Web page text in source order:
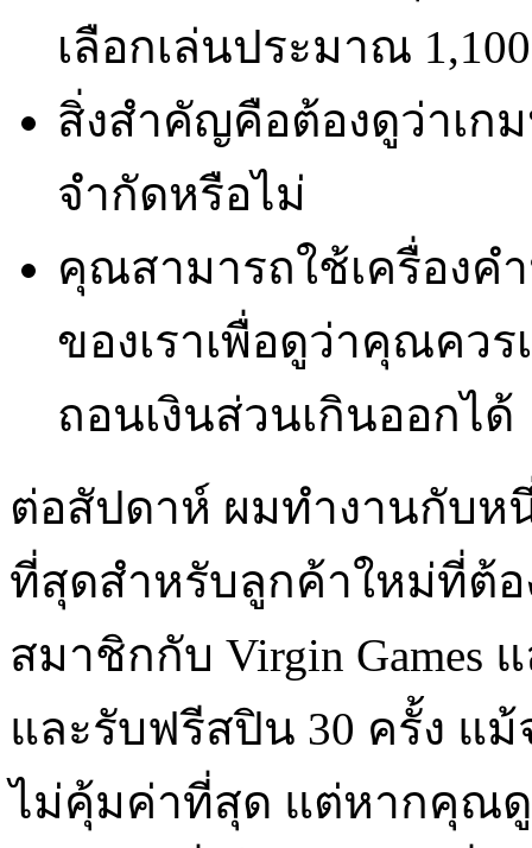
เลือกเล่นประมาณ
สิ่งสำคัญคือต้องดูว่าเก
จำกัดหรือไม่
คุณสามารถใช้เครื่อง
ของเราเพื่อดูว่าคุณคว
ถอนเงินส่วนเกินออกได้
ต่อสัปดาห์ ผมทำงานกับห
ที่สุดสำหรับลูกค้าใหม่ที่ต้
สมาชิกกับ Virgin Games
และรับฟรีสปิน 30 ครั้ง แ
ไม่คุ้มค่าที่สุด แต่หากคุณ